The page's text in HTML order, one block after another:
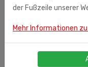
Phenoxyethanol,
Propylparaben,
Methylpropional EU
10412 Tallin Vertrieb
der Fußzeile unserer
Mehr Informationen zu